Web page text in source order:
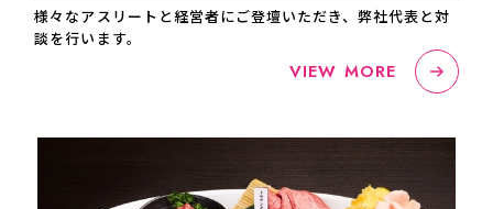
様々なアスリートと経営者にご登壇いただき、弊社代表と対
談を行います。
VIEW MORE